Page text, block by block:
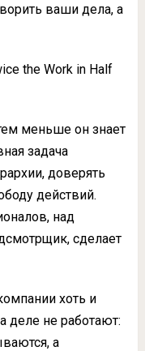
ваши дела, а
the Work in Half
меньше он знает
задача
доверять
действий.
над
сделает
хоть и
деле не работают:
а